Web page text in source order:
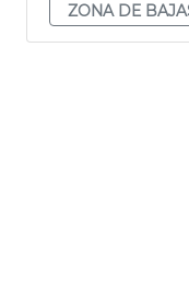
ZONA DE